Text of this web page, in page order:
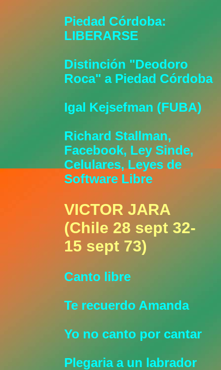
Piedad Córdoba:
LIBERARSE
Distinción "Deodoro
Roca" a Piedad Córdoba
Igal Kejsefman (FUBA)
Richard Stallman,
Facebook, Ley Sinde,
Celulares, Leyes de
Software Libre
VICTOR JARA
(Chile 28 sept 32-
15 sept 73)
Canto libre
Te recuerdo Amanda
Yo no canto por cantar
Plegaria a un labrador